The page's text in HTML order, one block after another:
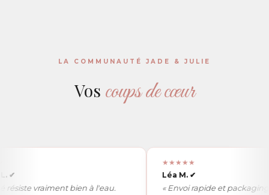
LA COMMUNAUTÉ JADE & JULIE
Vos coups de cœur
vraiment bien à l'eau.
★★★★★
Léa M.✔
« Envoi rapide et packaging